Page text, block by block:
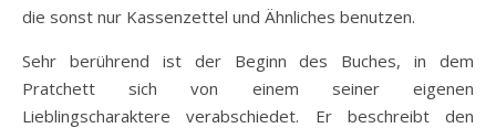
die sonst nur Kassenzettel und Ähnliches benutzen.
Sehr berührend ist der Beginn des Buches, in dem
Pratchett sich von einem seiner eigenen
Lieblingscharaktere verabschiedet. Er beschreibt den